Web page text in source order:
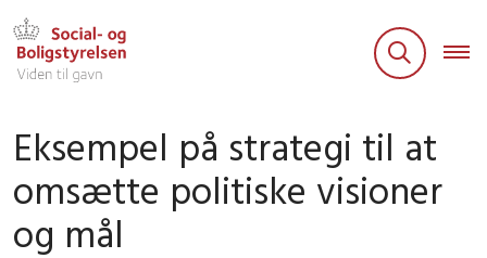
Eksempel på strategi til at
omsætte politiske visioner
og mål